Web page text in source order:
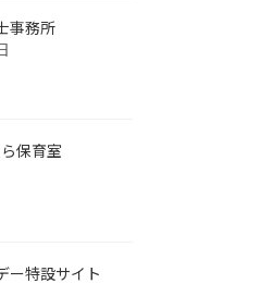
事務所
保育室
ー特設サイト